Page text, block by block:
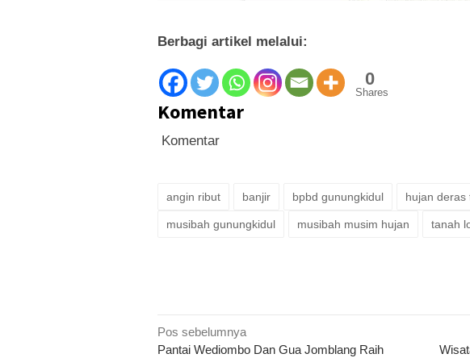
Berbagi artikel melalui:
0
Shares
Komentar
Komentar
angin ribut banjir bpbd gunungkidul hujan deras
musibah gunungkidul musibah musim hujan tanah
Navigasi
Pos sebelumnya
Pantai Wediombo Dan Gua Jomblang Raih